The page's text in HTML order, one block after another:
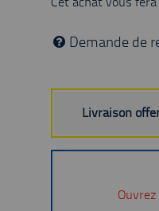
Demande de
Livraison